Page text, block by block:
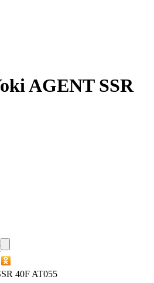
AGENT SSR
40F AT055